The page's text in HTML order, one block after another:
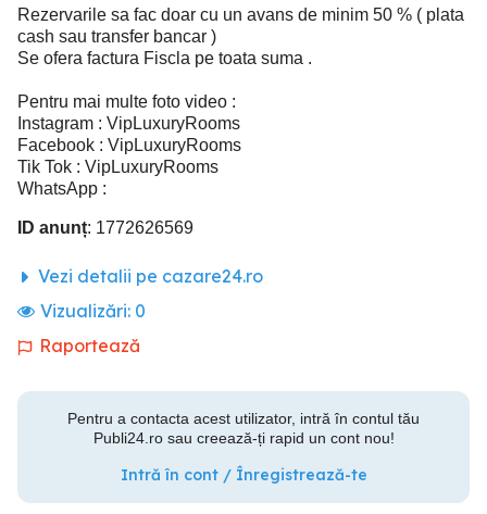
Rezervarile sa fac doar cu un avans de minim 50 % ( plata
cash sau transfer bancar )
Se ofera factura Fiscla pe toata suma .
Pentru mai multe foto video :
Instagram : VipLuxuryRooms
Facebook : VipLuxuryRooms
Tik Tok : VipLuxuryRooms
WhatsApp :
ID anunț: 1772626569
Vezi detalii pe cazare24.ro
Vizualizări: 0
Raportează
Pentru a contacta acest utilizator, intră în contul tău
Publi24.ro sau creează-ți rapid un cont nou!
Intră în cont / Înregistrează-te